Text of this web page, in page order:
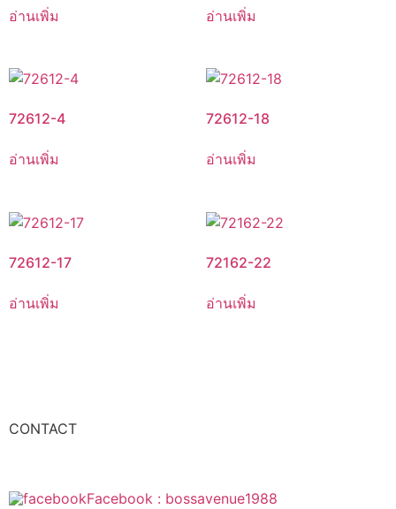
อ่านเพิ่ม อ่านเพิ่ม
72612-4
อ่านเพิ่ม
72612-18
อ่านเพิ่ม
72612-17
อ่านเพิ่ม
72162-22
อ่านเพิ่ม
CONTACT
Facebook : bossavenue1988